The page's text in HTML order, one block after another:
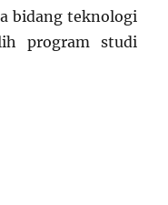
bidang teknologi
program studi